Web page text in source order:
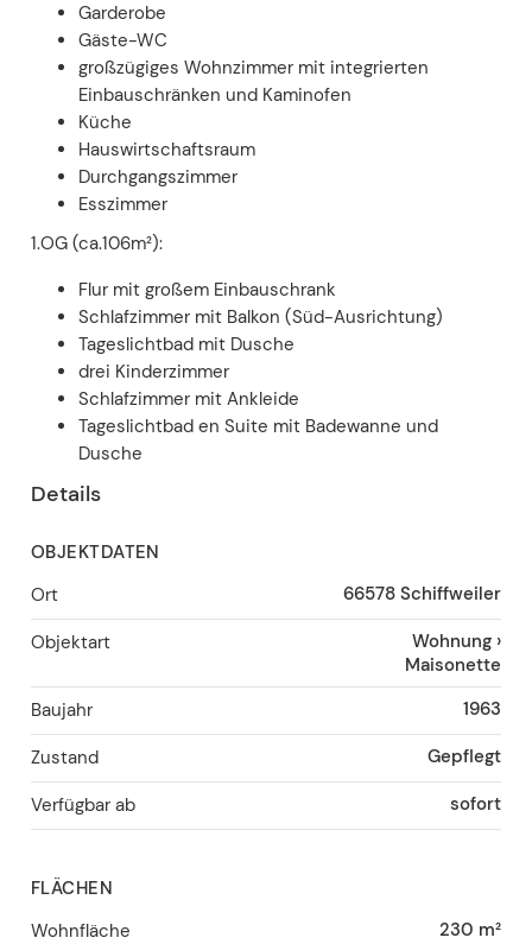
Garderobe
Gäste-WC
großzügiges Wohnzimmer mit integrierten
Einbauschränken und Kaminofen
Küche
Hauswirtschaftsraum
Durchgangszimmer
Esszimmer
1.OG (ca.106m²):
Flur mit großem Einbauschrank
Schlafzimmer mit Balkon (Süd-Ausrichtung)
Tageslichtbad mit Dusche
drei Kinderzimmer
Schlafzimmer mit Ankleide
Tageslichtbad en Suite mit Badewanne und
Dusche
Details
OBJEKTDATEN
Ort
66578 Schiffweiler
Objektart Wohnung ›
Maisonette
Baujahr
1963
Zustand Gepflegt
Verfügbar ab sofort
FLÄCHEN
Wohnfläche
230 m²